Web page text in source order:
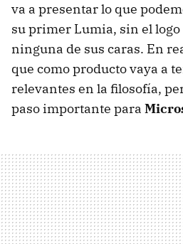
va a presentar lo que
su primer Lumia, sin el logo
ninguna de sus caras. En
que como producto vaya a
relevantes en la filosofía,
paso importante para